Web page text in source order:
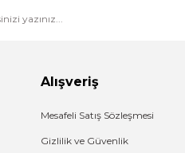
Alışveriş
Mesafeli Satış Sözleşmesi
Gizlilik ve Güvenlik